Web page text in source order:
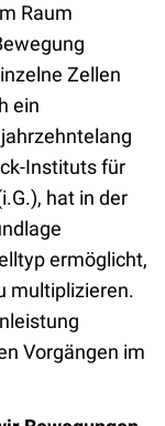
Raum
Zellen
ein
Instituts für
hat in der
ermöglicht,
multiplizieren.
Vorgängen im